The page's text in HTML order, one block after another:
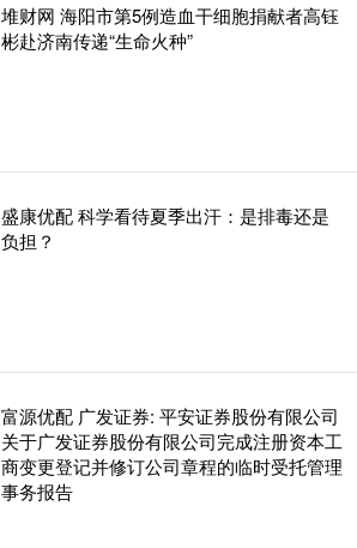
堆财网 海阳市第5例造血干细胞捐献者高钰
彬赴济南传递“生命火种”
盛康优配 科学看待夏季出汗：是排毒还是
负担？
富源优配 广发证券: 平安证券股份有限公司
关于广发证券股份有限公司完成注册资本工
商变更登记并修订公司章程的临时受托管理
事务报告